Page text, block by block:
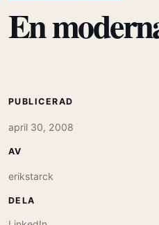
En
PUBLICERAD
april 30, 2008
AV
erikstarck
DELA